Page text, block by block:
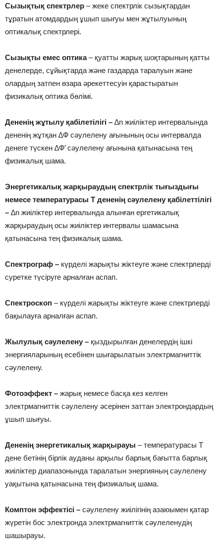
Сызықтық спектрлер – жеке спектрлік сызықтардан
тұратын атомдардың ұшып шығуы мен жұтылуының
оптикалық спектрлері.
Сызықты емес оптика– қуатты жарық шоқтарының қатты
денелерде, сұйықтарда және газдарда таралуын және
олардың затпен өзара әрекеттесуін қарастыратын
физикалық оптика бөлімі.
Дененің жұтылу қабілетілігі – ∆n жиіліктер интервалында
дененің жұтқан ∆Ф сәулелену ағынының осы интервалда
денеге түскен ∆Ф’ сәулелену ағынына қатынасына тең
физикалық шама.
Энергетикалық жарқыраудың спектрлік тығыздығы
немесе температурасы Т дененің сәулелену қабілеттілігі
– ∆n жиіліктер интервалында алынған ергетикалық
жарқыраудың осы жиіліктер интервалы шамасына
қатынасына тең физикалық шама.
Спектрограф – күрделі жарықты жіктеуге және спектрлерді
суретке түсіруге арналған аспап.
Спектроскоп – күрделі жарықты жіктеуге және спектрлерді
бақылауға арналған аспап.
Жылулық сәулелену – қыздырылған денелердің ішкі
энергияларының есебінен шығарылатын электрмагниттік
сәулелену.
Фотоэффект – жарық немесе басқа кез келген
электрмагниттік сәулелену әсерінен заттан электрондардың
ұшып шығуы.
Дененің энергетикалық жарқырауы – температурасы Т
дене бетінің бірлік ауданы арқылы барлық бағытта барлық
жиіліктер диапазонында таралатын энергияның сәулелену
уақытына қатынасына тең физикалық шама.
Комптон эффектісі – сәулелену жиілігінің азаюымен қатар
жүретін бос электронда электрмагниттік сәулеленудің
шашырауы.